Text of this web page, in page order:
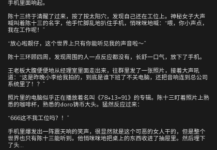
手机里面响起。
陈十三终于清醒了过来，按了按太阳穴，发现自己还在工位上。神秘女子大声
喊叫着陈十三的名字，他手忙脚乱地扒住手机，悄咪咪地喊：“喂，你小声点，
我在工作呢！”
“放心啦靓仔，这个世界上只有你能听见我的声音啦～”
陈十三环顾四周，发现周围的人一点反应都没有，长舒一口气，放下了手机。
王老板大腹便便地从经理室里面走出来，往群里发了一张照片，接着大声吼
道：“这是昨晚小李给我拍的，到底是谁下班了不关电脑，还把音响连到总公司
系统里了！？”
照片里的电脑似乎正在播放着名叫《78+13=91》的专辑。陈十三盯着照片上熟
悉的咖啡杯，熟悉的doro铸币大头。猛然反应过来：
“666这不我工位吗？！”
手机里爆发出一阵震天响的笑声，很显然就是这个可恶的女人干的，但是整个
世界也只有陈十三能听到。他悄咪咪地把桌上的东西收进了抽屉里。然后埋下
了头…